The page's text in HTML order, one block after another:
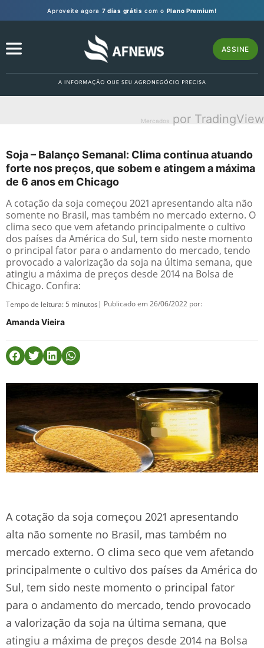
Aproveite agora 7 dias grátis com o Plano Premium!
ASSINE
Mercados por TradingView
Soja – Balanço Semanal: Clima continua atuando
forte nos preços, que sobem e atingem a máxima
de 6 anos em Chicago
A cotação da soja começou 2021 apresentando alta não
somente no Brasil, mas também no mercado externo. O
clima seco que vem afetando principalmente o cultivo
dos países da América do Sul, tem sido neste momento
o principal fator para o andamento do mercado, tendo
provocado a valorização da soja na última semana, que
atingiu a máxima de preços desde 2014 na Bolsa de
Chicago. Confira:
Tempo de leitura: 5 minutos | Publicado em 26/06/2022 por:
Amanda Vieira
A cotação da soja começou 2021 apresentando
alta não somente no Brasil, mas também no
mercado externo. O clima seco que vem afetando
principalmente o cultivo dos países da América do
Sul, tem sido neste momento o principal fator
para o andamento do mercado, tendo provocado
a valorização da soja na última semana, que
atingiu a máxima de preços desde 2014 na Bolsa